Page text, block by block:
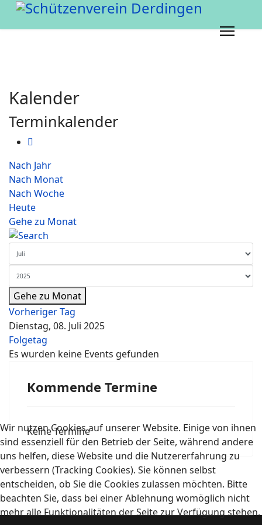
Kalender
Terminkalender
Nach Jahr
Nach Monat
Nach Woche
Heute
Gehe zu Monat
Gehe zu Monat
Vorheriger Tag
Dienstag, 08. Juli 2025
Folgetag
Es wurden keine Events gefunden
Kommende Termine
Keine Termine
Wir nutzen Cookies auf unserer Website. Einige von ihnen
sind essenziell für den Betrieb der Seite, während andere
uns helfen, diese Website und die Nutzererfahrung zu
verbessern (Tracking Cookies). Sie können selbst
entscheiden, ob Sie die Cookies zulassen möchten. Bitte
beachten Sie, dass bei einer Ablehnung womöglich nicht
mehr alle Funktionalitäten der Seite zur Verfügung stehen.